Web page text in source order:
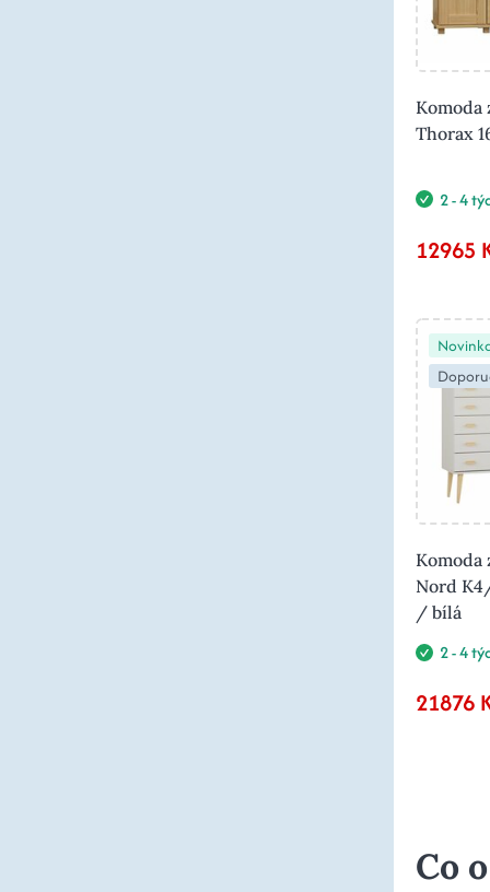
Komoda
Thorax
2 - 4
12965
Komoda
Nord
/ bílá
2 - 4
21876
Co